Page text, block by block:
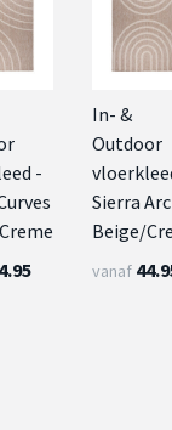
-
In- &
Outdoor
Sierra
Beige/
vanaf